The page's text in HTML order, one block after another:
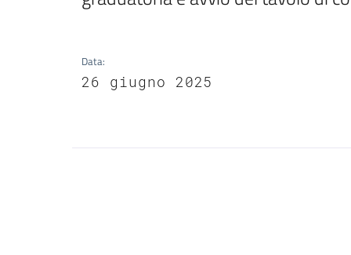
Data:
26 giugno 2025